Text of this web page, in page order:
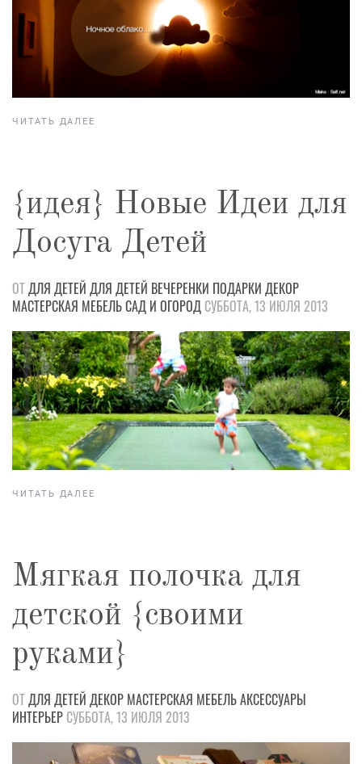
ЧИТАТЬ ДАЛЕЕ
{идея} Новые Идеи для
Досуга Детей
ОТДЛЯ ДЕТЕЙ ДЛЯ ДЕТЕЙ ВЕЧЕРЕНКИ ПОДАРКИ ДЕКОР
МАСТЕРСКАЯ МЕБЕЛЬСАД И ОГОРОД СУББОТА, 13 ИЮЛЯ 2013
ЧИТАТЬ ДАЛЕЕ
Мягкая полочка для
детской {своими
руками}
ОТДЛЯ ДЕТЕЙ ДЕКОР МАСТЕРСКАЯ МЕБЕЛЬАКСЕССУАРЫ
ИНТЕРЬЕР СУББОТА, 13 ИЮЛЯ 2013